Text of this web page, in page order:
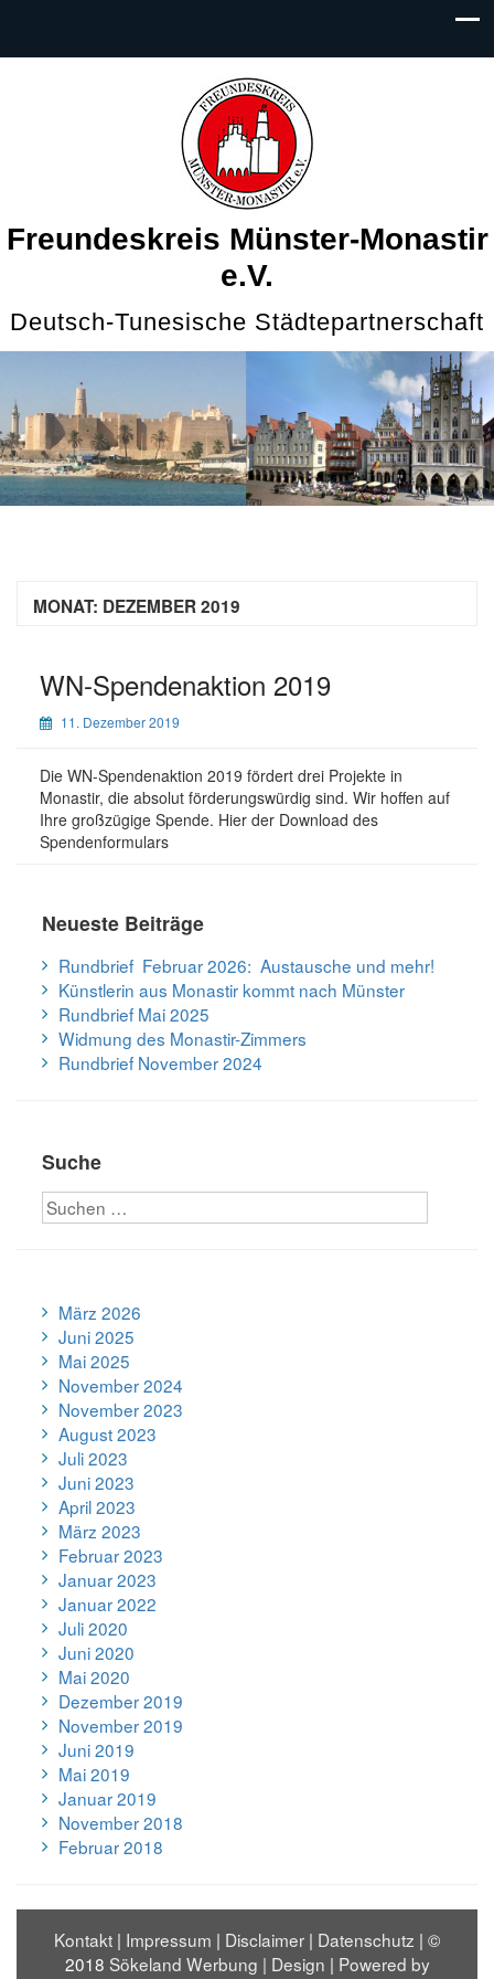
Freundeskreis Münster-Monastir
e.V.
Deutsch-Tunesische Städtepartnerschaft
MONAT: DEZEMBER 2019
WN-Spendenaktion 2019
11. Dezember 2019
Die WN-Spendenaktion 2019 fördert drei Projekte in
Monastir, die absolut förderungswürdig sind. Wir hoffen auf
Ihre großzügige Spende. Hier der Download des
Spendenformulars
Neueste Beiträge
Rundbrief Februar 2026: Austausche und mehr!
Künstlerin aus Monastir kommt nach Münster
Rundbrief Mai 2025
Widmung des Monastir-Zimmers
Rundbrief November 2024
Suche
März 2026
Juni 2025
Mai 2025
November 2024
November 2023
August 2023
Juli 2023
Juni 2023
April 2023
März 2023
Februar 2023
Januar 2023
Januar 2022
Juli 2020
Juni 2020
Mai 2020
Dezember 2019
November 2019
Juni 2019
Mai 2019
Januar 2019
November 2018
Februar 2018
Kontakt | Impressum | Disclaimer | Datenschutz | ©
2018 Sökeland Werbung | Design | Powered by